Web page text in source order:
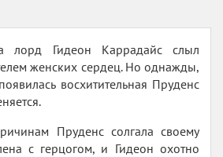
лорд Гидеон Каррадайс слыл
женских сердец. Но однажды,
восхитительная Пруденс
Пруденс солгала своему
с герцогом, и Гидеон охотно